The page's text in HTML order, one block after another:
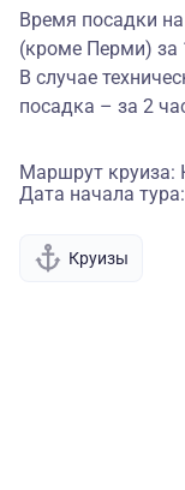
Время посадки
(кроме Перми) за
В случае
посадка – за 2
Маршрут круиза:
Дата начала
Круизы